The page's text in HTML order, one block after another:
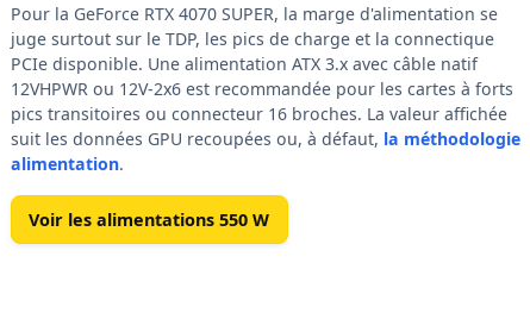
Pour la GeForce RTX 4070 SUPER, la marge d'alimentation se
juge surtout sur le TDP, les pics de charge et la connectique
PCIe disponible. Une alimentation ATX 3.x avec câble natif
12VHPWR ou 12V-2x6 est recommandée pour les cartes à forts
pics transitoires ou connecteur 16 broches. La valeur affichée
suit les données GPU recoupées ou, à défaut, la méthodologie
alimentation.
Voir les alimentations 550 W